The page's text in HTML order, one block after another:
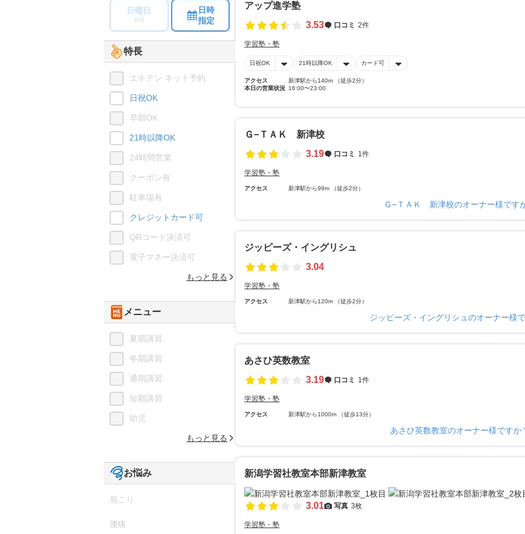
アップ進学塾
3.53
口コミ 2件
学習塾・塾
日祝OK 21時以降OK カード可
アクセス
新津駅から140m （徒歩2分）
本日の営業状況 16:00〜23:00
Ｇ−ＴＡＫ 新津校
3.19
口コミ 1件
学習塾・塾
アクセス 新津駅から99m （徒歩2分）
Ｇ−ＴＡＫ 新津校のオーナー様です
ジッピーズ・イングリシュ
3.04
学習塾・塾
アクセス 新津駅から120m （徒歩2分）
ジッピーズ・イングリシュのオーナー様
あさひ英数教室
3.19
口コミ 1件
学習塾・塾
アクセス 新津駅から1000m （徒歩13分）
あさひ英数教室のオーナー様ですか
新潟学習社教室本部新津教室
3.01 写真 3枚
学習塾・塾
日曜日
8/9
日時
指定
特長
エキテン ネット予約
日祝OK
早朝OK
21時以降OK
24時間営業
クーポン有
駐車場有
クレジットカード可
QRコード決済可
電子マネー決済可
もっと見る
メニュー
夏期講習
冬期講習
通期講習
短期講習
幼児
もっと見る
お悩み
肩こり
腰痛